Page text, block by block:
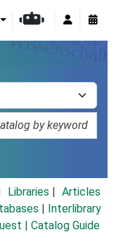
Libraries
Articles
Interlibrary
| Catalog Guide